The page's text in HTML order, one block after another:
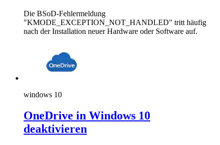
Die BSoD-Fehlermeldung
"KMODE_EXCEPTION_NOT_HANDLED" tritt häufig
nach der Installation neuer Hardware oder Software auf.
windows 10
OneDrive in Windows 10
deaktivieren